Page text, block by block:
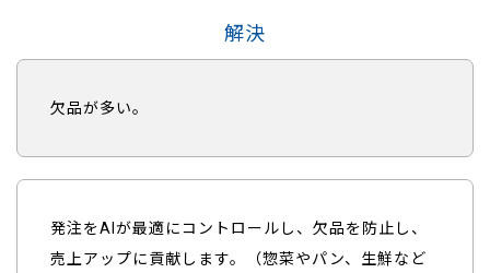
解決
欠品が多い。
発注をAIが最適にコントロールし、欠品を防止し、
売上アップに貢献します。（惣菜やパン、生鮮など